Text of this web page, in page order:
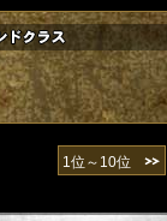
1位～10位